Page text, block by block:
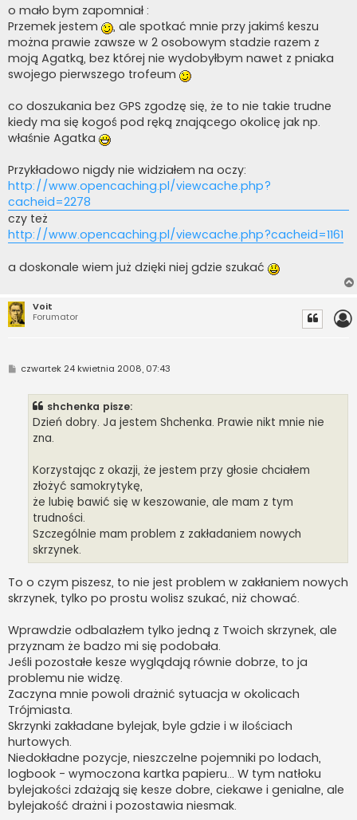
s
t
o mało bym zapomniał :
Przemek jestem
, ale spotkać mnie przy jakimś keszu
można prawie zawsze w 2 osobowym stadzie razem z
moją Agatką, bez której nie wydobyłbym nawet z pniaka
swojego pierwszego trofeum
co doszukania bez GPS zgodzę się, że to nie takie trudne
kiedy ma się kogoś pod ręką znającego okolicę jak np.
właśnie Agatka
Przykładowo nigdy nie widziałem na oczy:
http://www.opencaching.pl/viewcache.php?
cacheid=2278
czy też
http://www.opencaching.pl/viewcache.php?cacheid=1161
a doskonale wiem już dzięki niej gdzie szukać
Voit
Forumator
Pczwartek 24 kwietnia 2008, 07:43
shchenka pisze:
Dzień dobry. Ja jestem Shchenka. Prawie nikt mnie nie
zna.
Korzystając z okazji, że jestem przy głosie chciałem
złożyć samokrytykę,
że lubię bawić się w keszowanie, ale mam z tym
trudności.
Szczególnie mam problem z zakładaniem nowych
skrzynek.
To o czym piszesz, to nie jest problem w zakłaniem nowych
skrzynek, tylko po prostu wolisz szukać, niż chować.
Wprawdzie odbalazłem tylko jedną z Twoich skrzynek, ale
przyznam że badzo mi się podobała.
Jeśli pozostałe kesze wyglądają równie dobrze, to ja
problemu nie widzę.
Zaczyna mnie powoli drażnić sytuacja w okolicach
Trójmiasta.
Skrzynki zakładane bylejak, byle gdzie i w ilościach
hurtowych.
Niedokładne pozycje, nieszczelne pojemniki po lodach,
logbook - wymoczona kartka papieru... W tym natłoku
bylejakości zdażają się kesze dobre, ciekawe i genialne, ale
bylejakość drażni i pozostawia niesmak.